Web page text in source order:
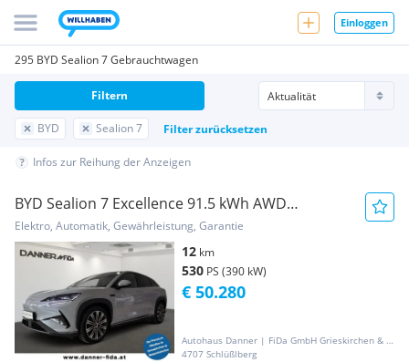
Einloggen
295 BYD Sealion 7 Gebrauchtwagen
BYD Sealion 7 Filter zurücksetzen
Filtern
Infos zur Reihung der Anzeigen
BYD Sealion 7 Excellence 91.5 kWh AWD
*AKTIONSPREIS*
Elektro, Automatik, Gewährleistung, Garantie
12 km
530 PS (390 kW)
Autohaus Danner | FiDa GmbH Grieskirchen & Gaspoltshofen
4707 Schlüßlberg
€ 50.280